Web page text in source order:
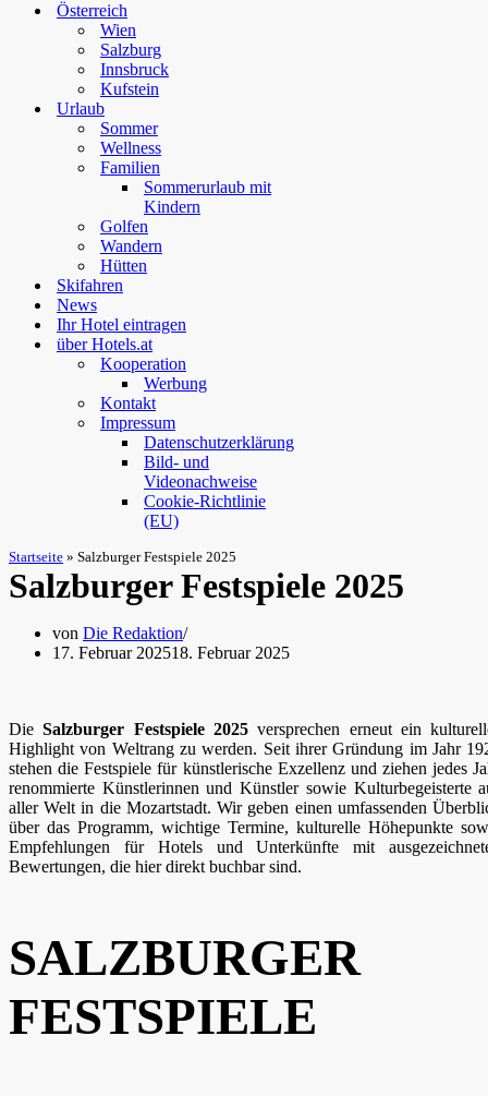
Österreich
Wien
Salzburg
Innsbruck
Kufstein
Urlaub
Sommer
Wellness
Familien
Sommerurlaub mit
Kindern
Golfen
Wandern
Hütten
Skifahren
News
Ihr Hotel eintragen
über Hotels.at
Kooperation
Werbung
Kontakt
Impressum
Datenschutzerklärung
Bild- und
Videonachweise
Cookie-Richtlinie
(EU)
Startseite » Salzburger Festspiele 2025
Salzburger Festspiele 2025
von Die Redaktion
17. Februar 202518. Februar 2025
DieSalzburger Festspiele 2025versprechen erneut ein
Highlight von Weltrang zu werden. Seit ihrer Gründung im Jahr
stehen die Festspiele für künstlerische Exzellenz und ziehen jedes
renommierte Künstlerinnen und Künstler sowie Kulturbegeisterte
aller Welt in die Mozartstadt. Wir geben einen umfassenden
über das Programm, wichtige Termine, kulturelle Höhepunkte
Empfehlungen für Hotels und Unterkünfte mit
Bewertungen, die hier direkt buchbar sind.
SALZBURGER
FESTSPIELE